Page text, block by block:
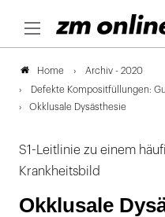
Home Archiv - 2020
Defekte Kompositfüllungen:
Okklusale Dysästhesie
S1-Leitlinie zu einem
Krankheitsbild
Okklusale